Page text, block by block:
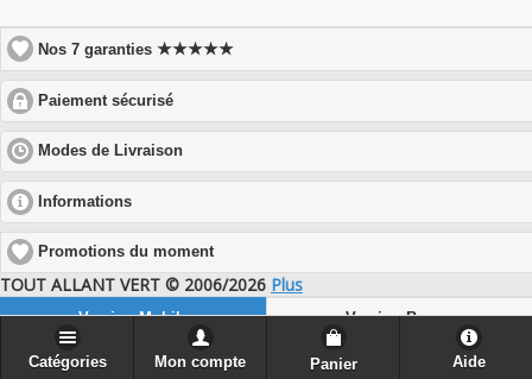
contents
Nos 7 garanties★★★★★
Paiement sécurisé
to
expand
contents
Modes de Livraison
to
Informations
to
expand
contents
Promotions du moment
TOUT ALLANT VERT © 2006/2026 Plus
Version Mobile Version Bureau
Catégories Mon compte Panier Aide